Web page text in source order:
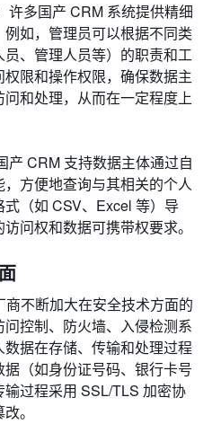
许多国产 CRM 系统提供精细
如，管理员可以根据不同类
、管理人员等）的职责和工
限和操作权限，确保数据主
和处理，从而在一定程度上
产 CRM 支持数据主体通过自
方便地查询与其相关的个人
（如 CSV、Excel 等）导
问权和数据可携带权要求。
不断加大在安全技术方面的
控制、防火墙、入侵检测系
据在存储、传输和处理过程
（如身份证号码、银行卡号
过程采用 SSL/TLS 加密协
。